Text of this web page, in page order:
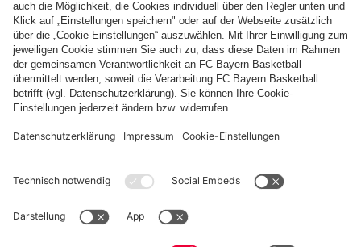
FC Bayern Store App
WIDERRUF